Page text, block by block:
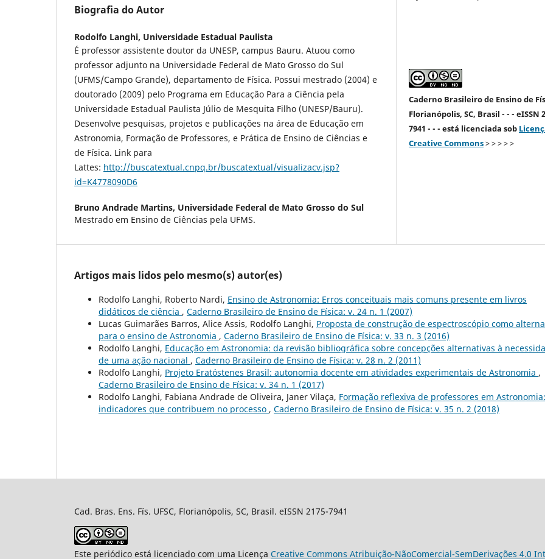
Biografia do Autor
Rodolfo Langhi, Universidade Estadual Paulista
É professor assistente doutor da UNESP, campus Bauru. Atuou como
professor adjunto na Universidade Federal de Mato Grosso do Sul
(UFMS/Campo Grande), departamento de Física. Possui mestrado (2004) e
doutorado (2009) pelo Programa em Educação Para a Ciência pela
Universidade Estadual Paulista Júlio de Mesquita Filho (UNESP/Bauru).
Desenvolve pesquisas, projetos e publicações na área de Educação em
Astronomia, Formação de Professores, e Prática de Ensino de Ciências e
de Física. Link para
Lattes: http://buscatextual.cnpq.br/buscatextual/visualizacv.jsp?
id=K4778090D6
Bruno Andrade Martins, Universidade Federal de Mato Grosso do Sul
Mestrado em Ensino de Ciências pela UFMS.
Caderno Brasileiro de Ensino de
Florianópolis, SC, Brasil - - - eISSN
7941 - - - está licenciada sob
Creative Commons> > > > >
Artigos mais lidos pelo mesmo(s) autor(es)
Rodolfo Langhi, Roberto Nardi, Ensino de Astronomia: Erros conceituais mais comuns presente em livros
didáticos de ciência , Caderno Brasileiro de Ensino de Física: v. 24 n. 1 (2007)
Lucas Guimarães Barros, Alice Assis, Rodolfo Langhi, Proposta de construção de espectroscópio como
para o ensino de Astronomia , Caderno Brasileiro de Ensino de Física: v. 33 n. 3 (2016)
Rodolfo Langhi, Educação em Astronomia: da revisão bibliográfica sobre concepções alternativas à
de uma ação nacional , Caderno Brasileiro de Ensino de Física: v. 28 n. 2 (2011)
Rodolfo Langhi, Projeto Eratóstenes Brasil: autonomia docente em atividades experimentais de Astronomia ,
Caderno Brasileiro de Ensino de Física: v. 34 n. 1 (2017)
Rodolfo Langhi, Fabiana Andrade de Oliveira, Janer Vilaça, Formação reflexiva de professores em Astronomia:
indicadores que contribuem no processo , Caderno Brasileiro de Ensino de Física: v. 35 n. 2 (2018)
Cad. Bras. Ens. Fís. UFSC, Florianópolis, SC, Brasil. eISSN 2175-7941
Este periódico está licenciado com uma Licença Creative Commons Atribuição-NãoComercial-SemDerivações 4.0